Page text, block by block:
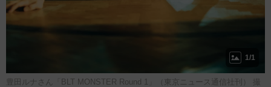
1/1
豊田ルナさん「BLT MONSTER Round 1」（東京ニュース通信社刊） 撮